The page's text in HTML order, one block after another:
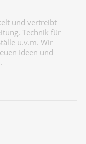
und vertreibt
Technik für
u.v.m. Wir
Ideen und